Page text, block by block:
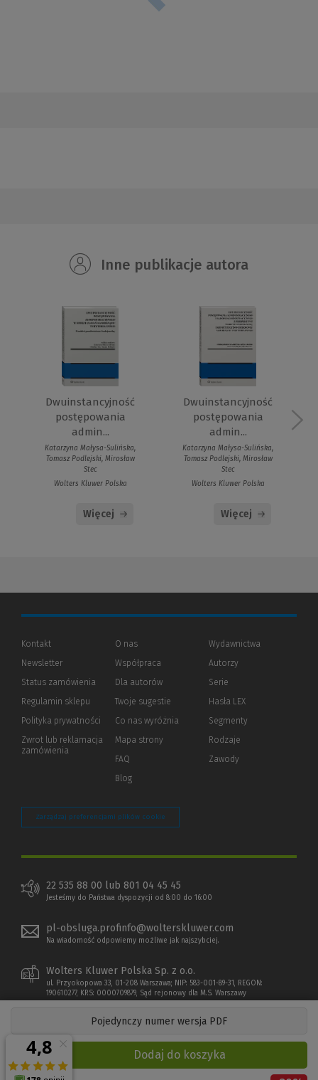
Pojedynczy numer wersja PDF
Dodaj do koszyka
Inne publikacje autora
Dwuinstancyjność
postępowania
admin...
Katarzyna Małysa-Sulińska,
Tomasz Podlejski, Mirosław
Stec
Wolters Kluwer Polska
Więcej
Dwuinstancyjność
postępowania
admin...
Katarzyna Małysa-Sulińska,
Tomasz Podlejski, Mirosław
Stec
Wolters Kluwer Polska
Więcej
Kontakt
Newsletter
Status zamówienia
Regulamin sklepu
Polityka prywatności (Nowe
(Link
innej
Zwrot lub reklamacja
zamówienia
O nas
Współpraca
Dla autorów(Nowe
(Link
innej
strony)
Twoje sugestie
Co nas wyróżnia
Mapa strony
FAQ
Blog
Wydawnictwa
Autorzy
Serie
Hasła LEX
Segmenty
Rodzaje
Zawody
Zarządzaj preferencjami plików cookie
22 535 88 00 lub 801 04 45 45
Jesteśmy do Państwa dyspozycji od 8:00 do 16:00
pl-obsluga.profinfo@wolterskluwer.com
Na wiadomość odpowiemy możliwe jak najszybciej.
Wolters Kluwer Polska Sp. z o.o.
ul. Przyokopowa 33, 01-208 Warszawa; NIP: 583-001-89-31, REGON:
190610277, KRS: 0000709879, Sąd rejonowy dla M.S. Warszawy